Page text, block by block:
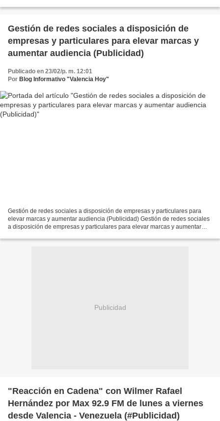
Gestión de redes sociales a disposición de
empresas y particulares para elevar marcas y
aumentar audiencia (Publicidad)
Publicado en 23/02/p. m. 12:01
Por Blog Informativo "Valencia Hoy"
Gestión de redes sociales a disposición de empresas y particulares para
elevar marcas y aumentar audiencia (Publicidad) Gestión de redes sociales
a disposición de empresas y particulares para elevar marcas y aumentar
Publicidad
"Reacción en Cadena" con Wilmer Rafael
Hernández por Max 92.9 FM de lunes a viernes
desde Valencia - Venezuela (#Publicidad)